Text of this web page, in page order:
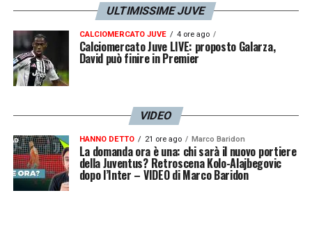
ULTIMISSIME JUVE
CALCIOMERCATO JUVE 4 ore ago
Calciomercato Juve LIVE: proposto Galarza,
David può finire in Premier
VIDEO
HANNO DETTO 21 ore ago Marco Baridon
La domanda ora è una: chi sarà il nuovo portiere
della Juventus? Retroscena Kolo-Alajbegovic
dopo l’Inter – VIDEO di Marco Baridon